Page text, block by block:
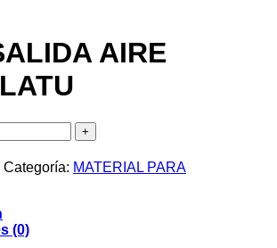
AIRE
Categoría: MATERIAL PARA
(0)